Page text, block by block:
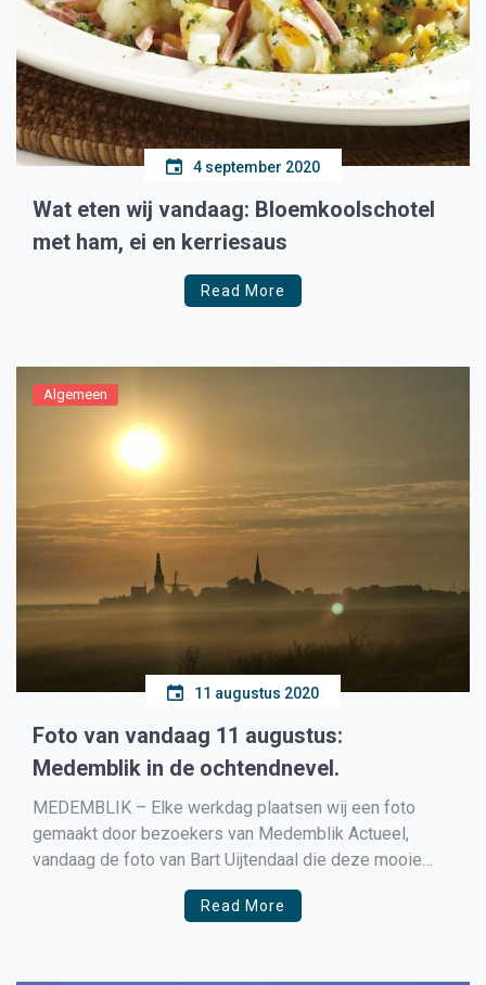
4 september 2020
Wat eten wij vandaag: Bloemkoolschotel
met ham, ei en kerriesaus
Read More
Algemeen
11 augustus 2020
Foto van vandaag 11 augustus:
Medemblik in de ochtendnevel.
MEDEMBLIK – Elke werkdag plaatsen wij een foto
gemaakt door bezoekers van Medemblik Actueel,
vandaag de foto van Bart Uijtendaal die deze mooie
foto maakte van Medemblik tijdens de vroege ochtend.
Heb jij nu ook een foto van waar jij denkt, deze is zo
Read More